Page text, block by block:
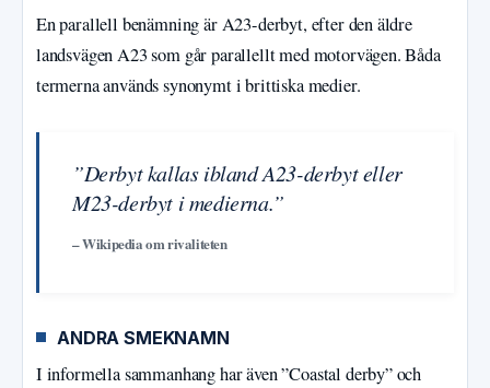
En parallell benämning är A23-derbyt, efter den äldre
landsvägen A23 som går parallellt med motorvägen. Båda
termerna används synonymt i brittiska medier.
”Derbyt kallas ibland A23-derbyt eller
M23-derbyt i medierna.”
– Wikipedia om rivaliteten
ANDRA SMEKNAMN
I informella sammanhang har även ”Coastal derby” och